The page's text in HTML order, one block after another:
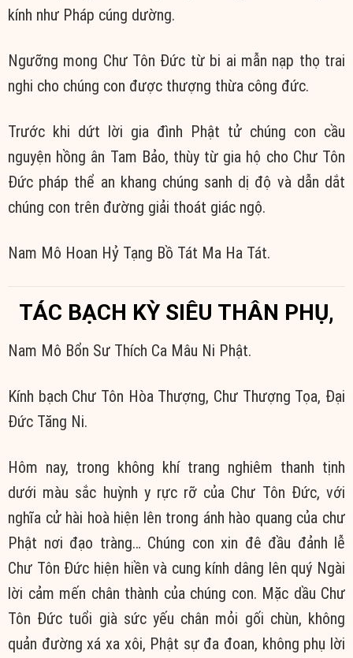
kính như Pháp cúng dường.
Ngưỡng mong Chư Tôn Đức từ bi ai mẫn nạp thọ trai
nghi cho chúng con được thượng thừa công đức.
Trước khi dứt lời gia đình Phật tử chúng con cầu
nguyện hồng ân Tam Bảo, thùy từ gia hộ cho Chư Tôn
Đức pháp thể an khang chúng sanh dị độ và dẫn dắt
chúng con trên đường giải thoát giác ngộ.
Nam Mô Hoan Hỷ Tạng Bồ Tát Ma Ha Tát.
TÁC BẠCH KỲ SIÊU THÂN PHỤ,
Nam Mô Bổn Sư Thích Ca Mâu Ni Phật.
Kính bạch Chư Tôn Hòa Thượng, Chư Thượng Tọa, Đại
Đức Tăng Ni.
Hôm nay, trong không khí trang nghiêm thanh tịnh
dưới màu sắc huỳnh y rực rỡ của Chư Tôn Đức, với
nghĩa cử hài hoà hiện lên trong ánh hào quang của chư
Phật nơi đạo tràng… Chúng con xin đê đầu đảnh lễ
Chư Tôn Đức hiện hiền và cung kính dâng lên quý Ngài
lời cảm mến chân thành của chúng con. Mặc dầu Chư
Tôn Đức tuổi già sức yếu chân mỏi gối chùn, không
quản đường xá xa xôi, Phật sự đa đoan, không phụ lời